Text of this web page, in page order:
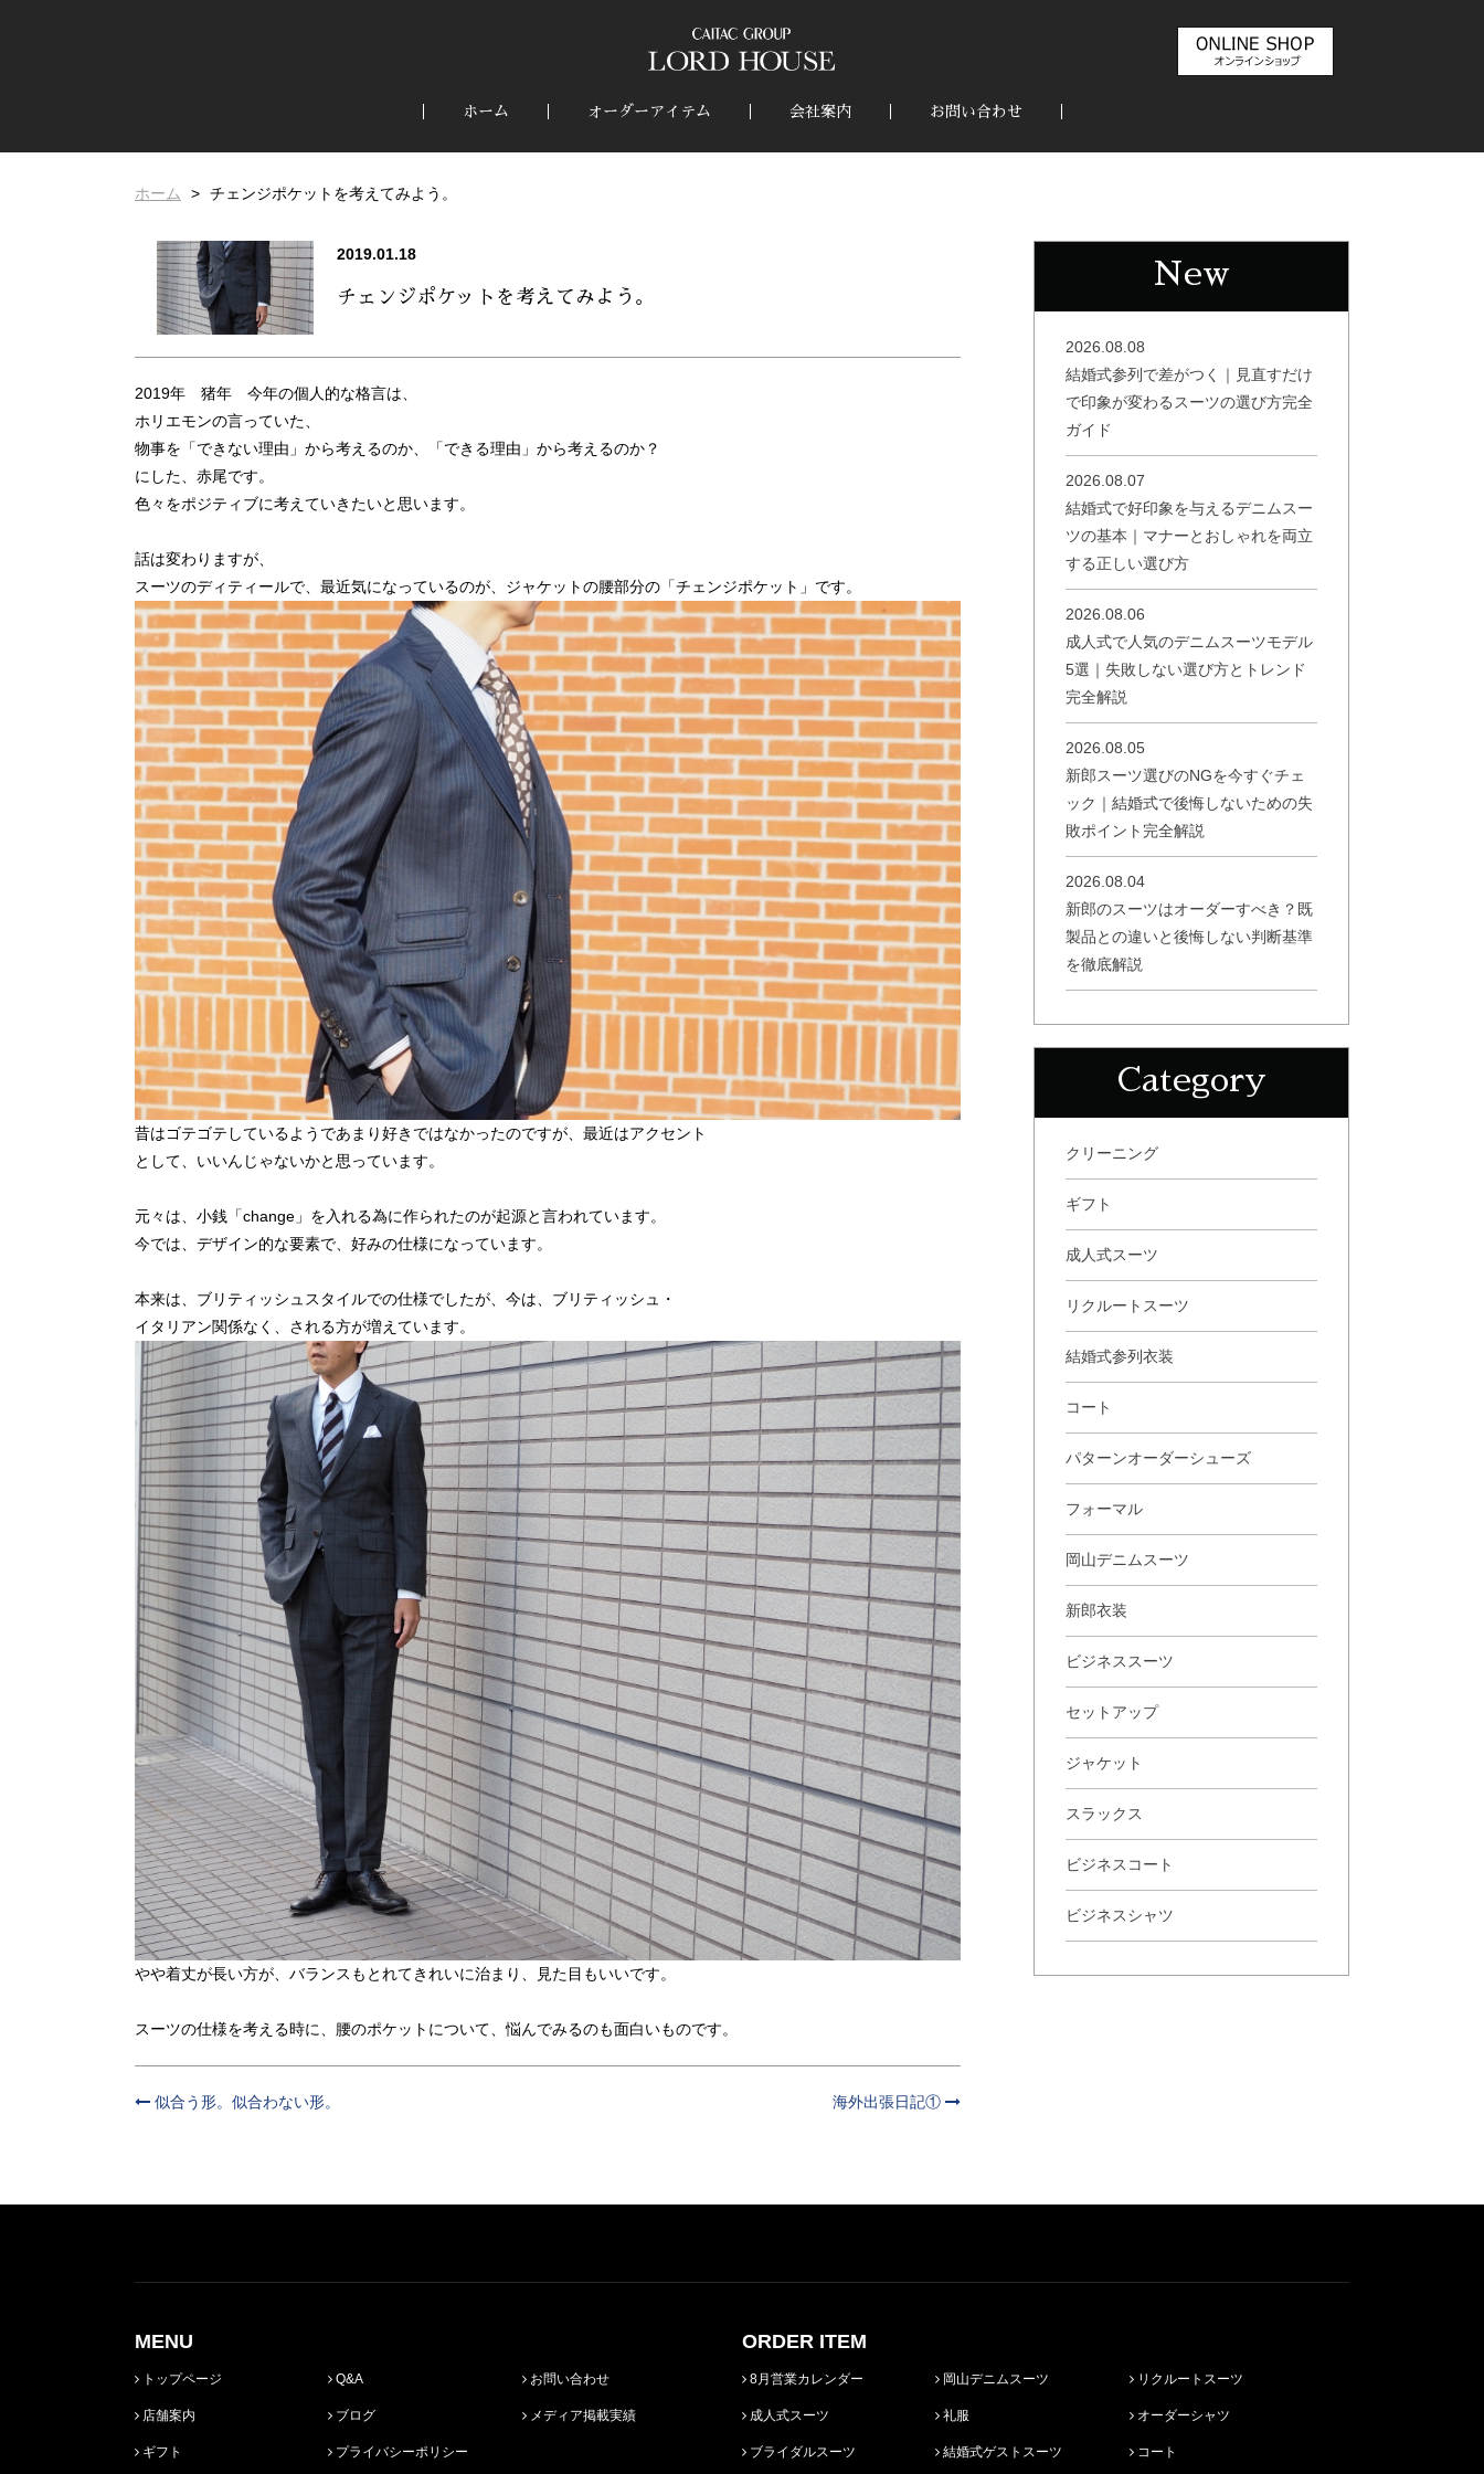
ホーム オーダーアイテム 会社案内 お問い合わせ
ホーム チェンジポケットを考えてみよう。
2019.01.18
チェンジポケットを考えてみよう。
2019年 猪年 今年の個人的な格言は、
ホリエモンの言っていた、
物事を「できない理由」から考えるのか、「できる理由」から考えるのか？
にした、赤尾です。
色々をポジティブに考えていきたいと思います。
話は変わりますが、
スーツのディティールで、最近気になっているのが、ジャケットの腰部分の「チェンジポケット」です。
昔はゴテゴテしているようであまり好きではなかったのですが、最近はアクセント
として、いいんじゃないかと思っています。
元々は、小銭「change」を入れる為に作られたのが起源と言われています。
今では、デザイン的な要素で、好みの仕様になっています。
本来は、ブリティッシュスタイルでの仕様でしたが、今は、ブリティッシュ・
イタリアン関係なく、される方が増えています。
やや着丈が長い方が、バランスもとれてきれいに治まり、見た目もいいです。
スーツの仕様を考える時に、腰のポケットについて、悩んでみるのも面白いものです。
似合う形。似合わない形。 海外出張日記①
New
2026.08.08
結婚式参列で差がつく｜見直すだけ
で印象が変わるスーツの選び方完全
ガイド
2026.08.07
結婚式で好印象を与えるデニムスー
ツの基本｜マナーとおしゃれを両立
する正しい選び方
2026.08.06
成人式で人気のデニムスーツモデル
5選｜失敗しない選び方とトレンド
完全解説
2026.08.05
新郎スーツ選びのNGを今すぐチェ
ック｜結婚式で後悔しないための失
敗ポイント完全解説
2026.08.04
新郎のスーツはオーダーすべき？既
製品との違いと後悔しない判断基準
を徹底解説
Category
クリーニング
ギフト
成人式スーツ
リクルートスーツ
結婚式参列衣装
コート
パターンオーダーシューズ
フォーマル
岡山デニムスーツ
新郎衣装
ビジネススーツ
セットアップ
ジャケット
スラックス
ビジネスコート
ビジネスシャツ
MENU
トップページ
店舗案内
ギフト
Q&A
ブログ
プライバシーポリシー
お問い合わせ
メディア掲載実績
ORDER ITEM
8月営業カレンダー
成人式スーツ
ブライダルスーツ
岡山デニムスーツ
礼服
結婚式ゲストスーツ
リクルートスーツ
オーダーシャツ
コート